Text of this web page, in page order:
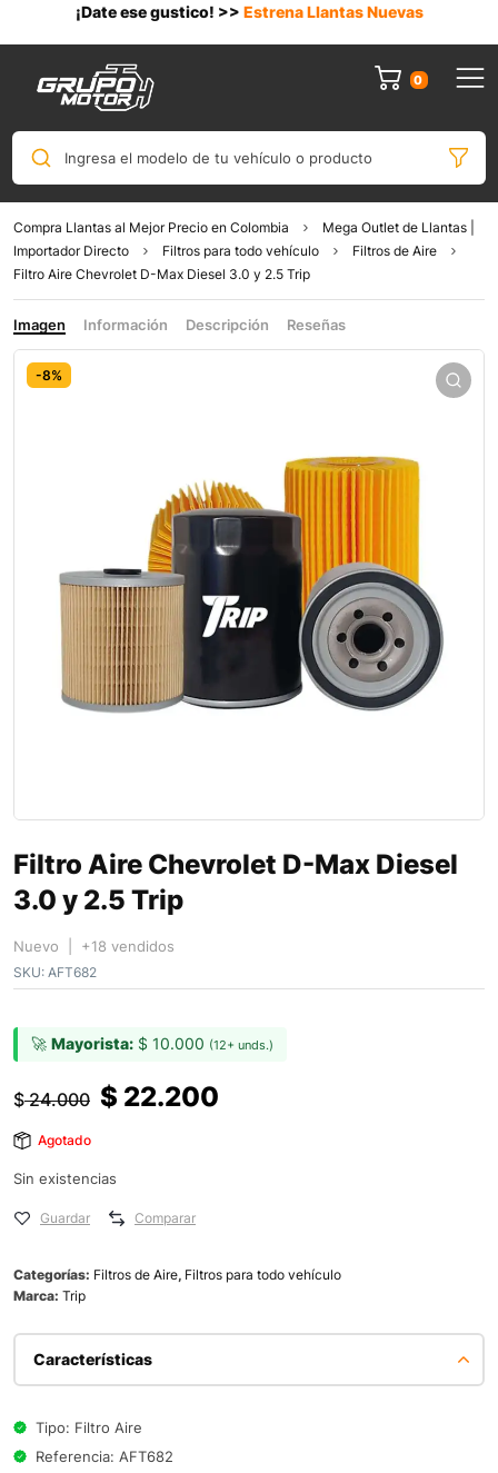
¡Date ese gustico! >> Estrena Llantas Nuevas
0
Ingresa el modelo de tu vehículo o producto
Compra Llantas al Mejor Precio en Colombia
Mega Outlet de Llantas |
Importador Directo
Filtros para todo vehículo
Filtros de Aire
Filtro Aire Chevrolet D-Max Diesel 3.0 y 2.5 Trip
Imagen Información Descripción Reseñas
-8%
Filtro Aire Chevrolet D-Max Diesel
3.0 y 2.5 Trip
Nuevo | +18 vendidos
SKU: AFT682
🚀 Mayorista: $ 10.000 (12+ unds.)
$24.000 $ 22.200
Agotado
Sin existencias
Guardar Comparar
Categorías: Filtros de Aire, Filtros para todo vehículo
Marca: Trip
Características
Tipo: Filtro Aire
Referencia: AFT682